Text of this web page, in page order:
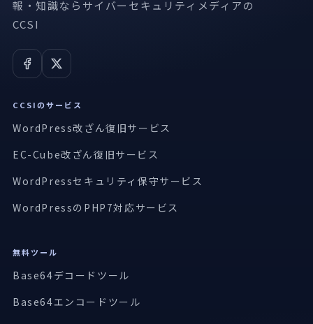
報・知識ならサイバーセキュリティメディアの
CCSI
CCSIのサービス
WordPress改ざん復旧サービス
EC-Cube改ざん復旧サービス
WordPressセキュリティ保守サービス
WordPressのPHP7対応サービス
無料ツール
Base64デコードツール
Base64エンコードツール